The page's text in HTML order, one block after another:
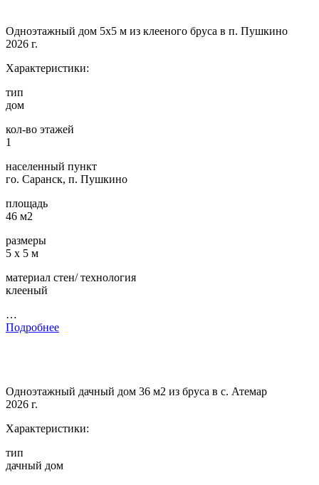
Одноэтажный дом 5х5 м из клееного бруса в п. Пушкино
2026 г.
Характеристики:
тип
дом
кол-во этажей
1
населенный пункт
го. Саранск, п. Пушкино
площадь
46 м2
размеры
5 х 5 м
материал стен/ технология
клееный
…
Подробнее
Одноэтажный дачный дом 36 м2 из бруса в с. Атемар
2026 г.
Характеристики:
тип
дачный дом